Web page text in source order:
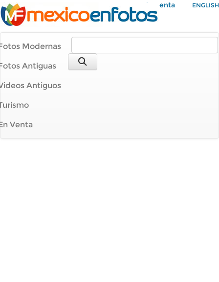
Mi Cuenta ENGLISH
Modernas
Antiguas
Antiguos
Venta